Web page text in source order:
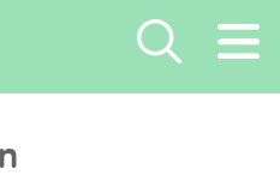
×